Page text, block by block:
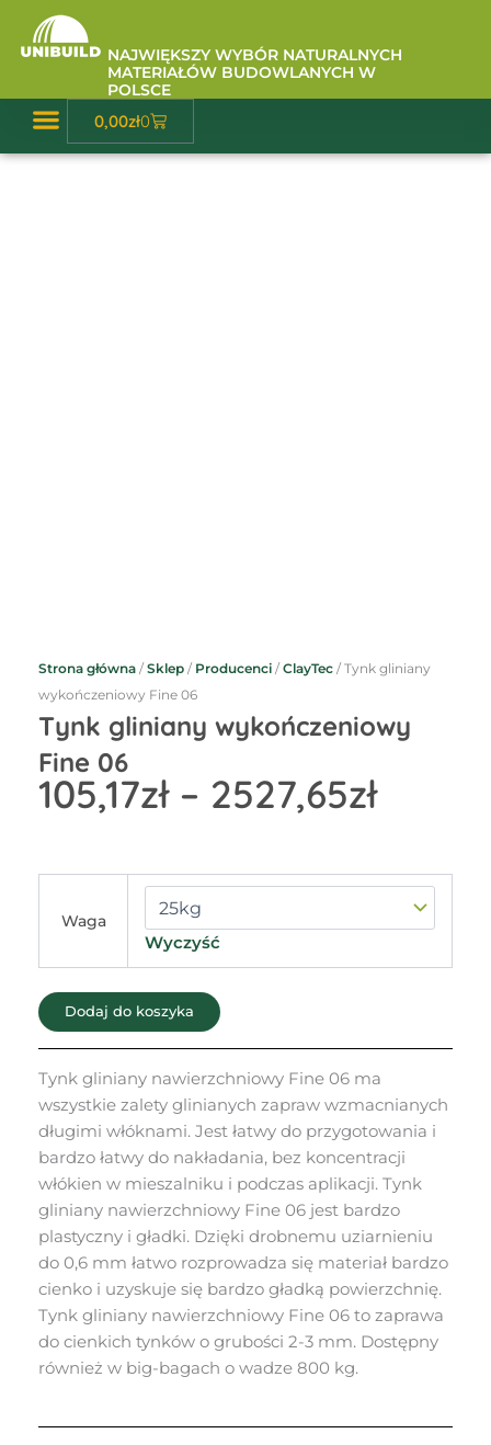
Przejdź
NAJWIĘKSZY WYBÓR NATURALNYCH
MATERIAŁÓW BUDOWLANYCH W
POLSCE
0,00zł0
Wózek
Strona główna /Sklep / Producenci /ClayTec / Tynk gliniany
wykończeniowy Fine 06
Tynk gliniany wykończeniowy
Fine 06
105,17zł – 2527,65zł
do
Waga
Wyczyść
gliniany
wykończeniowy
Fine
06
Dodaj do koszyka
Tynk gliniany nawierzchniowy Fine 06 ma
wszystkie zalety glinianych zapraw wzmacnianych
długimi włóknami. Jest łatwy do przygotowania i
bardzo łatwy do nakładania, bez koncentracji
włókien w mieszalniku i podczas aplikacji. Tynk
gliniany nawierzchniowy Fine 06 jest bardzo
plastyczny i gładki. Dzięki drobnemu uziarnieniu
do 0,6 mm łatwo rozprowadza się materiał bardzo
cienko i uzyskuje się bardzo gładką powierzchnię.
Tynk gliniany nawierzchniowy Fine 06 to zaprawa
do cienkich tynków o grubości 2-3 mm. Dostępny
również w big-bagach o wadze 800 kg.